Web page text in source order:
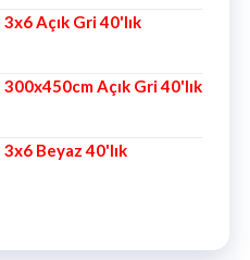
Açık Gri 40'lık
Açık Gri 40'lık
Beyaz 40'lık